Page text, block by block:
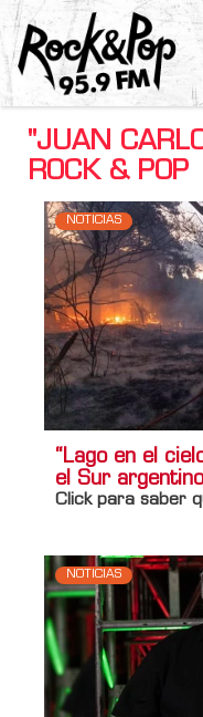
"JUAN
ROCK & POP
NOTICIAS
“Lago en el
el Sur argentino
Click para saber
NOTICIAS